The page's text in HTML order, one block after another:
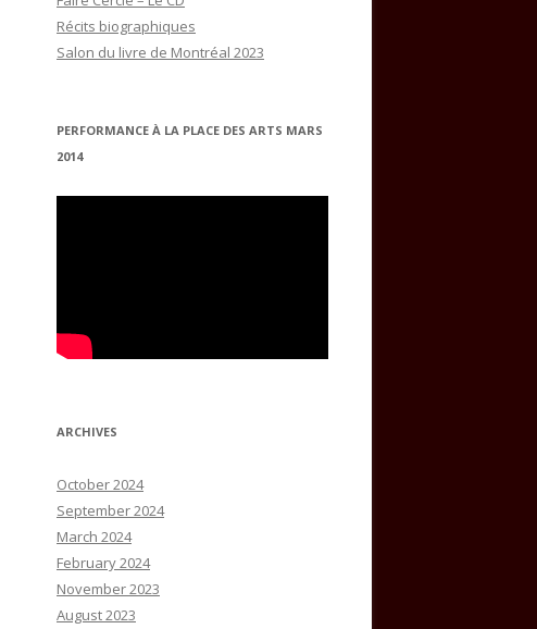
Récits biographiques
Salon du livre de Montréal 2023
PERFORMANCE À LA PLACE DES ARTS MARS
2014
ARCHIVES
October 2024
September 2024
March 2024
February 2024
November 2023
August 2023